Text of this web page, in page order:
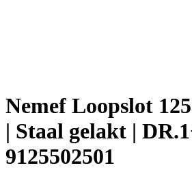
Nemef Loopslot
| Staal gelakt |
9125502501